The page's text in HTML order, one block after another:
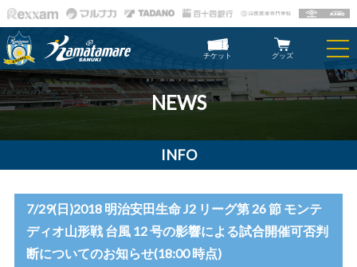
チケット グッズ
NEWS
INFO
7/29(日)2018 明治安田生命 J2 リーグ第 26 節 モンテ
ディオ山形戦 台風 12 号の影響による試合開催可否判
断についてのお知らせ(18:00 時点)